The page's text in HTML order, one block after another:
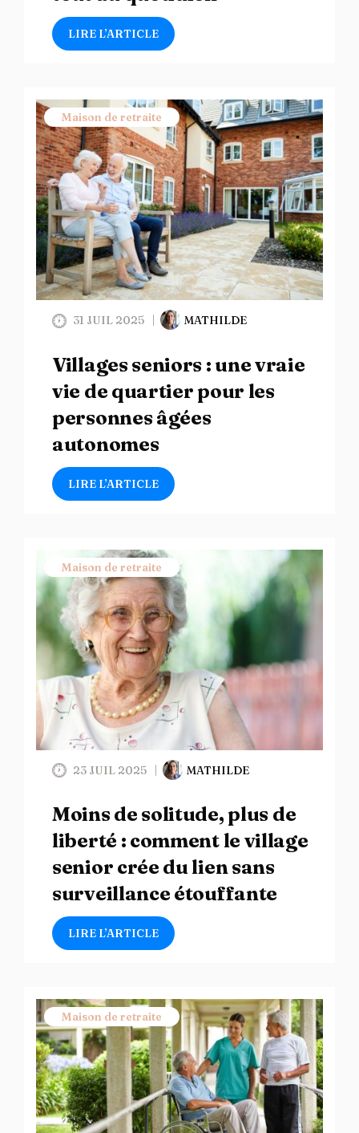
LIRE L’ARTICLE
Maison de retraite
31 JUIL 2025 MATHILDE
Villages seniors : une vraie
vie de quartier pour les
personnes âgées
autonomes
LIRE L’ARTICLE
Maison de retraite
23 JUIL 2025 MATHILDE
Moins de solitude, plus de
liberté : comment le village
senior crée du lien sans
surveillance étouffante
LIRE L’ARTICLE
Maison de retraite